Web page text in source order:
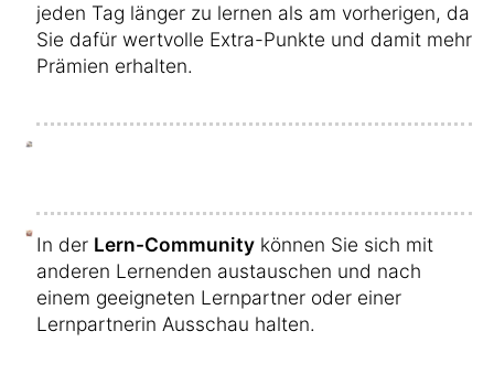
jeden Tag länger zu lernen als am vorherigen, da
Sie dafür wertvolle Extra-Punkte und damit mehr
Prämien erhalten.
In der Lern-Community können Sie sich mit
anderen Lernenden austauschen und nach
einem geeigneten Lernpartner oder einer
Lernpartnerin Ausschau halten.